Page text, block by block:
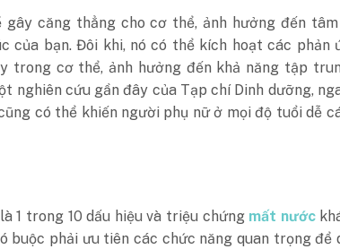
căng thẳng cho cơ thể, ảnh hưởng đến
của bạn. Đôi khi, nó có thể kích hoạt các phản
trong cơ thể, ảnh hưởng đến khả năng tập
nghiên cứu gần đây của Tạp chí Dinh dưỡng,
có thể khiến người phụ nữ ở mọi độ tuổi dễ
1 trong 10 dấu hiệu và triệu chứng mất nước
buộc phải ưu tiên các chức năng quan trọng để